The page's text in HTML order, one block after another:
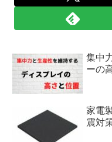
集中
ーの
家電
震対